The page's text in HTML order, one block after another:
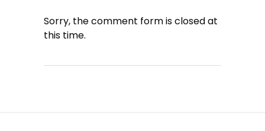
Sorry, the comment form is closed at
this time.